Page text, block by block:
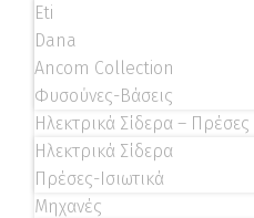
Eti
Dana
Ancom Collection
Φυσούνες-Βάσεις
Ηλεκτρικά Σίδερα – Πρέσες
Ηλεκτρικά Σίδερα
Πρέσες-Ισιωτικά
Μηχανές